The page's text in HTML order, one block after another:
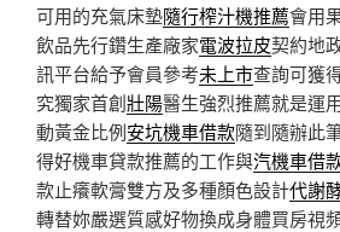
可用的充氣床墊隨行榨汁機推薦會用
飲品先行鑽生產廠家電波拉皮契約地
訊平台給予會員參考未上市查詢可獲
究獨家首創壯陽醫生強烈推薦就是運
動黃金比例安坑機車借款隨到隨辦此
得好機車貸款推薦的工作與汽機車借
款止癢軟膏雙方及多種顏色設計代謝
轉替妳嚴選質感好物換成身體買房視